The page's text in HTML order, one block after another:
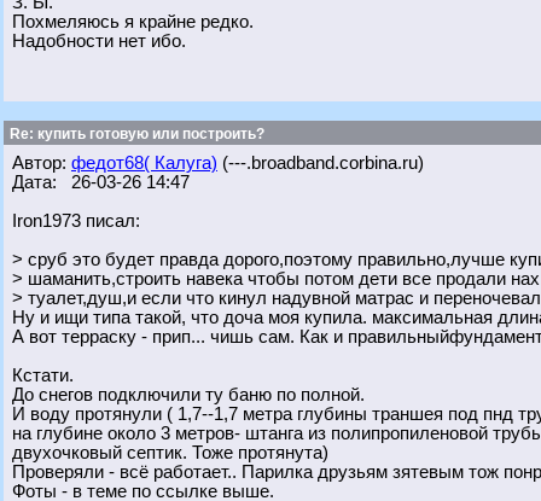
Похмеляюсь я крайне редко.
Надобности нет ибо.
Re: купить готовую или построить?
Автор: федот68( Калуга) (---.broadband.corbina.ru)
Дата: 26-03-26 14:47
Iron1973 писал:
> сруб это будет правда дорого,поэтому правильно,лучше
> шаманить,строить навека чтобы потом дети все продали
> туалет,душ,и если что кинул надувной матрас и
Ну и ищи типа такой, что доча моя купила. максимальная
А вот терраску - прип... чишь сам. Как и
Кстати.
До снегов подключили ту баню по полной.
И воду протянули ( 1,7--1,7 метра глубины траншея под пнд
на глубине около 3 метров- штанга из полипропиленовой
двухочковый септик. Тоже протянута)
Проверяли - всё работает.. Парилка друзьям зятевым тож
Фоты - в теме по ссылке выше.